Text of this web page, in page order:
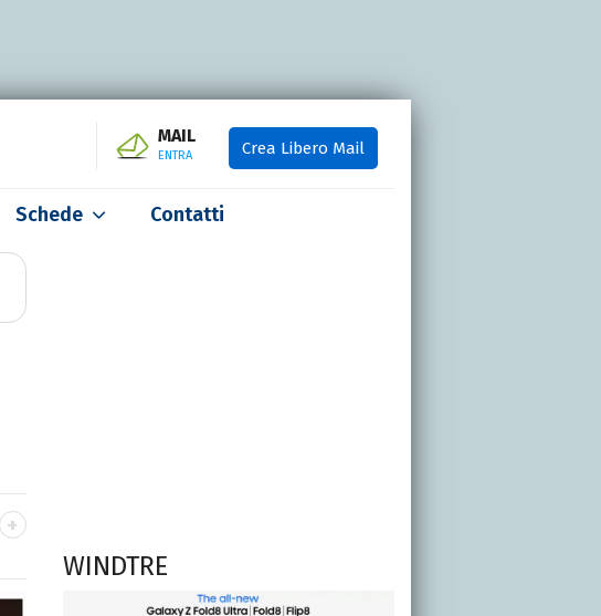
MAIL
ENTRA Crea Libero Mail
Schede Contatti
WINDTRE